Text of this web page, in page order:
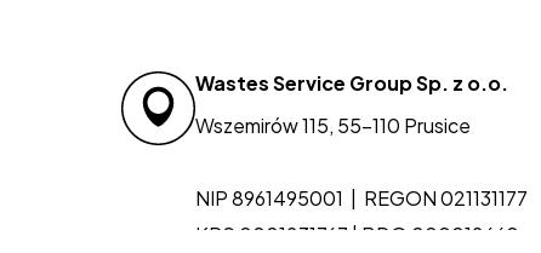
Wastes Service Group Sp. z o.o.
Wszemirów 115, 55-110 Prusice
NIP 8961495001 | REGON 021131177
KRS 0001231767 | BDO 000012660